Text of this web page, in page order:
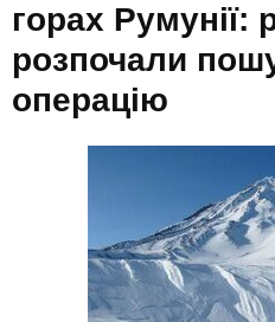
горах Румунії:
розпочали
операцію